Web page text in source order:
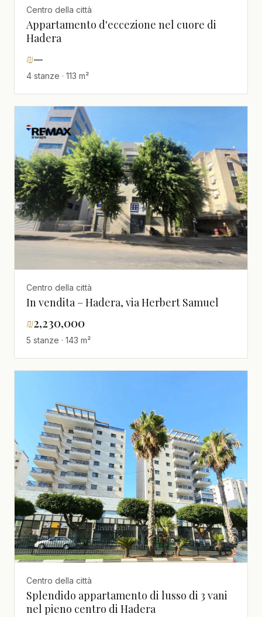
Centro della città
Appartamento d'eccezione nel cuore di
Hadera
₪—
4 stanze · 113 m²
Centro della città
In vendita – Hadera, via Herbert Samuel
₪2,230,000
5 stanze · 143 m²
Centro della città
Splendido appartamento di lusso di 3 vani
nel pieno centro di Hadera